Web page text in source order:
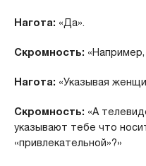
Нагота: «Да».
Скромность: «Например,
Нагота: «Указывая
Скромность: «А
указывают тебе что
«привлекательной»?»